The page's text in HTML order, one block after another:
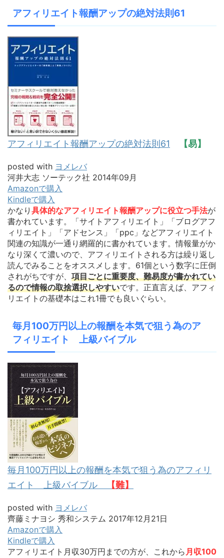
アフィリエイト報酬アップの絶対法則61
アフィリエイト報酬アップの絶対法則61 【易】
posted with ヨメレバ
河井大志 ソーテック社 2014年09月
Amazonで購入
Kindleで購入
かなり 具体的なアフィリエイト報酬アップに役立つ手法が
書かれています。「サイトアフィリエイト」「ブログアフ
ィリエイト」「アドセンス」「ppc」などアフィリエイト
関連の知識が一通り網羅的に書かれています。情報量がか
なり深くて濃いので、アフィリエイトされる方は繰り返し
読んでみることをオススメします。61個という数字に圧倒
されがちですが、 項目ごとに重要度、難易度が書かれてい
るので情報の取捨選択しやすいです。正直言えば、アフィ
リエイトの基礎本はこれ1冊でも良いぐらい。
毎月100万円以上の報酬を本気で狙う為のア
フィリエイト 上級バイブル
毎月100万円以上の報酬を本気で狙う為のアフィリ
エイト 上級バイブル
【難】
posted with ヨメレバ
齊藤ミナヨシ 秀和システム 2017年12月21日
Amazonで購入
Kindleで購入
アフィリエイト月収30万円までの方が、これから 月収100